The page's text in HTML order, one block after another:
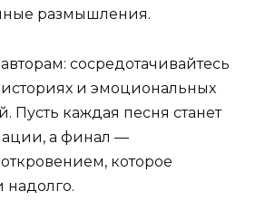
размышления.
сосредотачивайтесь
и эмоциональных
Пусть каждая песня станет
а финал —
которое
надолго.